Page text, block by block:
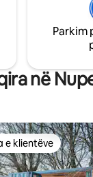
Parkim
në
e zgjedhjeve të
e klientëve